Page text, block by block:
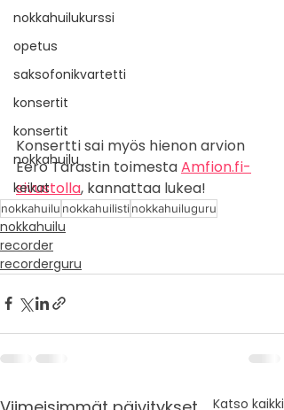
nokkahuilukurssi
opetus
saksofonikvartetti
konsertit
konsertit
nokkahuilu
keikat
Konsertti sai myös hienon arvion
Eero Tarastin toimesta Amfion.fi-
sivustolla, kannattaa lukea!
nokkahuilu nokkahuilistinokkahuiluguru
nokkahuilu
recorder
recorderguru
Katso kaikki